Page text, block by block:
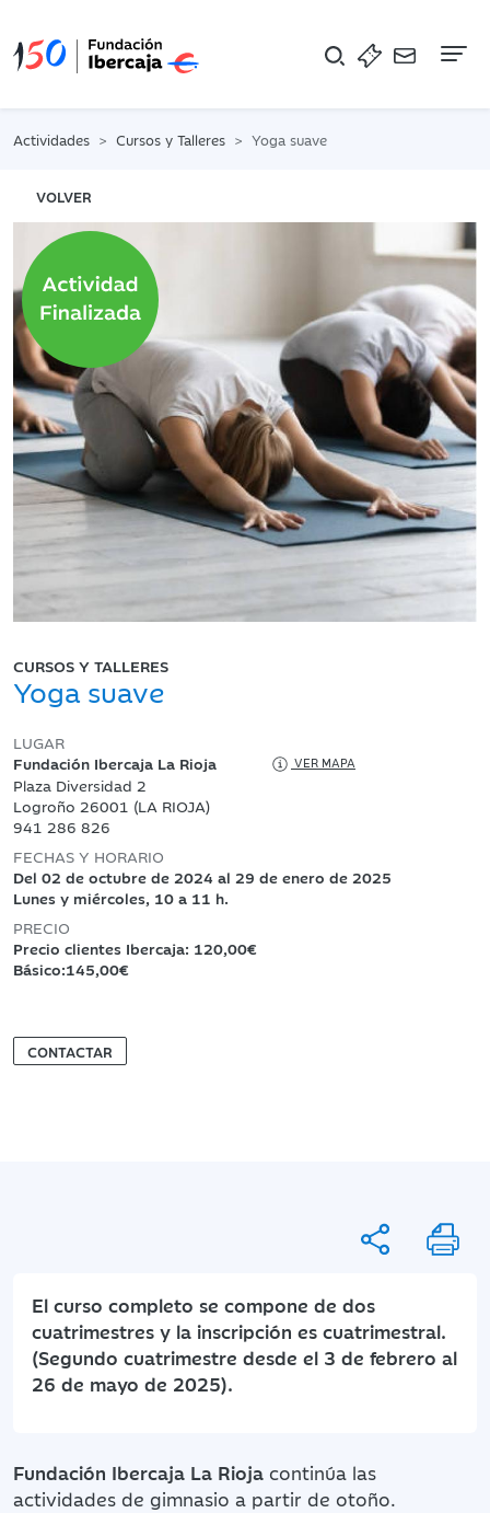
Actividades Cursos y Talleres Yoga suave
VOLVER
CURSOS Y TALLERES
Yoga suave
LUGAR
Fundación Ibercaja La Rioja
VER MAPA
Plaza Diversidad 2
Logroño 26001 (LA RIOJA)
941 286 826
FECHAS Y HORARIO
Del 02 de octubre de 2024 al 29 de enero de 2025
Lunes y miércoles, 10 a 11 h.
PRECIO
Precio clientes Ibercaja: 120,00€
Básico:145,00€
CONTACTAR
El curso completo se compone de dos
cuatrimestres y la inscripción es cuatrimestral.
(Segundo cuatrimestre desde el 3 de febrero al
26 de mayo de 2025).
Fundación Ibercaja La Rioja continúa las
actividades de gimnasio a partir de otoño.